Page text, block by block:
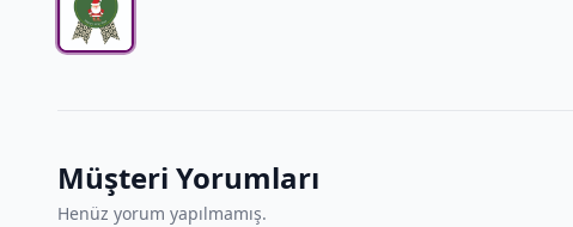
Müşteri Yorumları
Henüz yorum yapılmamış.